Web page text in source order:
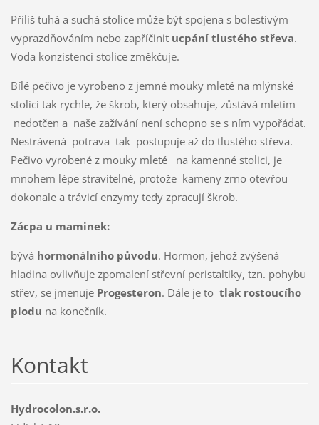
Příliš tuhá a suchá stolice může být spojena s bolestivým
vyprazdňováním nebo zapříčinit ucpání tlustého střeva.
Voda konzistenci stolice změkčuje.
Bílé pečivo je vyrobeno z jemné mouky mleté na mlýnské
stolici tak rychle, že škrob, který obsahuje, zůstává mletím
nedotčen a naše zažívání není schopno se s ním vypořádat.
Nestrávená potrava tak postupuje až do tlustého střeva.
Pečivo vyrobené z mouky mleté na kamenné stolici, je
mnohem lépe stravitelné, protože kameny zrno otevřou
dokonale a trávicí enzymy tedy zpracují škrob.
Zácpa u maminek:
bývá hormonálního původu. Hormon, jehož zvýšená
hladina ovlivňuje zpomalení střevní peristaltiky, tzn. pohybu
střev, se jmenuje Progesteron. Dále je to tlak rostoucího
plodu na konečník.
Kontakt
Hydrocolon.s.r.o.